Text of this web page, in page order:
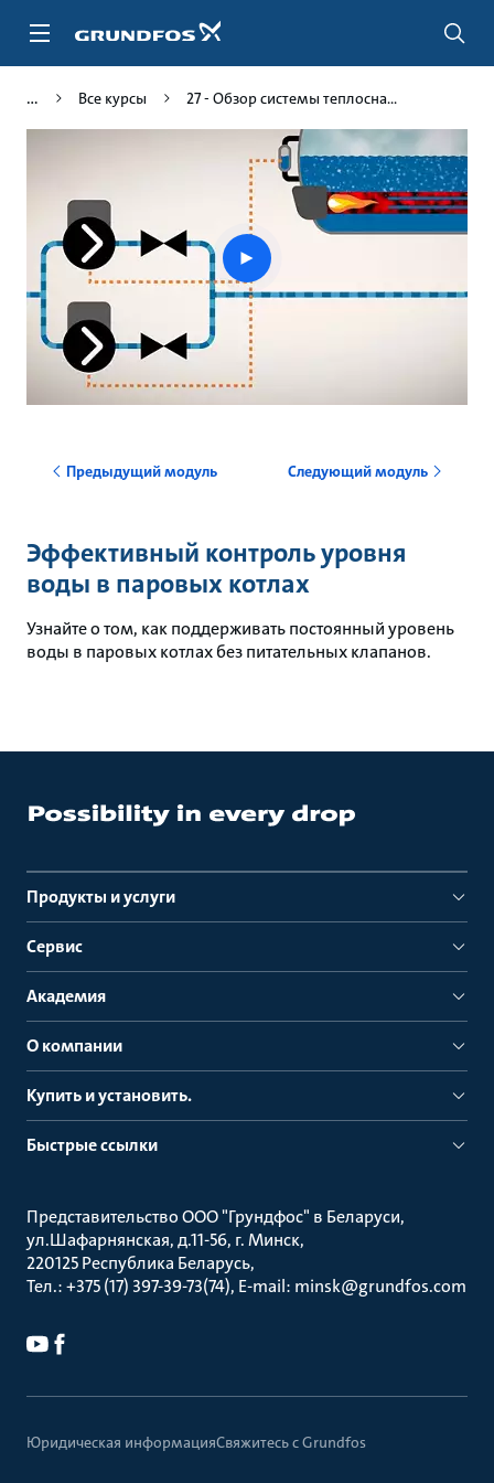
Все курсы 27 - Обзор системы теплосна...
Play
video
Предыдущий модуль Следующий модуль
Эффективный контроль уровня
воды в паровых котлах
Узнайте о том, как поддерживать постоянный уровень
воды в паровых котлах без питательных клапанов.
Продукты и услуги
Сервис
Академия
О компании
Купить и установить.
Быстрые ссылки
Представительство ООО "Грундфос" в Беларуси
ул.Шафарнянская, д.11-56, г. Минск
220125 Республика Беларусь
Тел.: +375 (17) 397-39-73(74), E-mail: minsk@grundfos.com
Юридическая информацияСвяжитесь с Grundfos